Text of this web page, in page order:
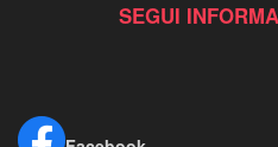
SEGUI